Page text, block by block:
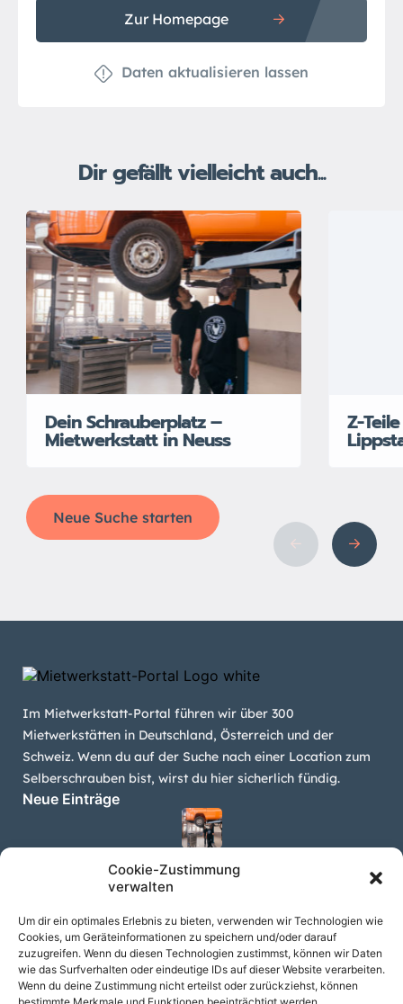
Cookie-Zustimmung
verwalten
Um dir ein optimales Erlebnis zu bieten, verwenden wir Technologien wie
Cookies, um Geräteinformationen zu speichern und/oder darauf
zuzugreifen. Wenn du diesen Technologien zustimmst, können wir Daten
wie das Surfverhalten oder eindeutige IDs auf dieser Website verarbeiten.
Wenn du deine Zustimmung nicht erteilst oder zurückziehst, können
Zur Homepage
Daten aktualisieren lassen
Dir gefällt vielleicht auch...
Dein Schrauberplatz –
Mietwerkstatt in Neuss
Z-
Neue Suche starten
Im Mietwerkstatt-Portal führen wir über 300
Mietwerkstätten in Deutschland, Österreich und der
Schweiz. Wenn du auf der Suche nach einer Location zum
Selberschrauben bist, wirst du hier sicherlich fündig.
Neue Einträge
Dein Schrauberplatz – Mietwerkstatt in Neuss
Z-Teile Mietwerkstatt Lippstadt